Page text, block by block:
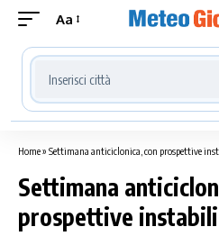
Aa
Cerca località meteo
Home» Settimana anticiclonica, con prospettive
Settimana
prospettive